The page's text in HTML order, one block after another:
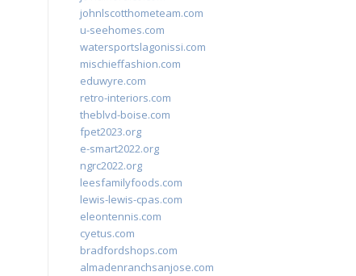
johnlscotthometeam.com
u-seehomes.com
watersportslagonissi.com
mischieffashion.com
eduwyre.com
retro-interiors.com
theblvd-boise.com
fpet2023.org
e-smart2022.org
ngrc2022.org
leesfamilyfoods.com
lewis-lewis-cpas.com
eleontennis.com
cyetus.com
bradfordshops.com
almadenranchsanjose.com